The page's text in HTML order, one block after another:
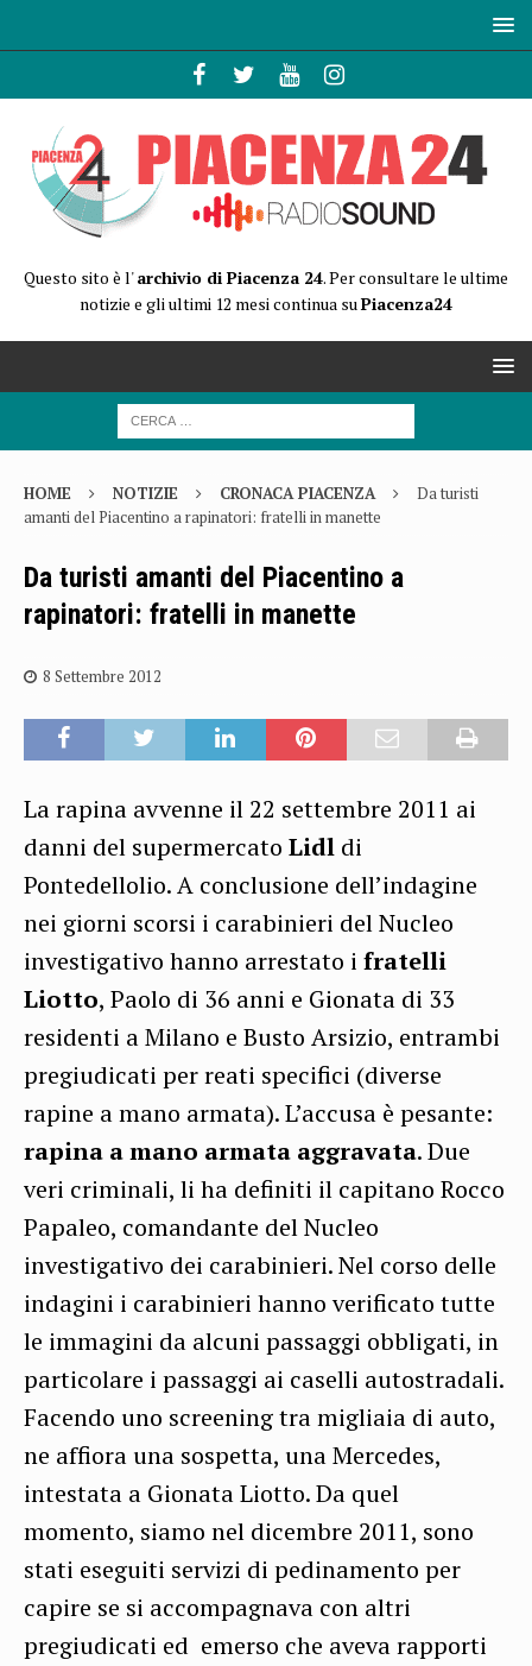
Questo sito è l'archivio di Piacenza 24. Per consultare le ultime
notizie e gli ultimi 12 mesi continua suPiacenza24
HOME NOTIZIE CRONACA PIACENZA
Da turisti
amanti del Piacentino a rapinatori: fratelli in manette
Da turisti amanti del Piacentino a
rapinatori: fratelli in manette
8 Settembre 2012
La rapina avvenne il 22 settembre 2011 ai
danni del supermercato Lidl di
Pontedellolio. A conclusione dell’indagine
nei giorni scorsi i carabinieri del Nucleo
investigativo hanno arrestato i fratelli
Liotto, Paolo di 36 anni e Gionata di 33
residenti a Milano e Busto Arsizio, entrambi
pregiudicati per reati specifici (diverse
rapine a mano armata). L’accusa è pesante:
rapina a mano armata aggravata. Due
veri criminali, li ha definiti il capitano Rocco
Papaleo, comandante del Nucleo
investigativo dei carabinieri. Nel corso delle
indagini i carabinieri hanno verificato tutte
le immagini da alcuni passaggi obbligati, in
particolare i passaggi ai caselli autostradali.
Facendo uno screening tra migliaia di auto,
ne affiora una sospetta, una Mercedes,
intestata a Gionata Liotto. Da quel
momento, siamo nel dicembre 2011, sono
stati eseguiti servizi di pedinamento per
capire se si accompagnava con altri
pregiudicati ed emerso che aveva rapporti